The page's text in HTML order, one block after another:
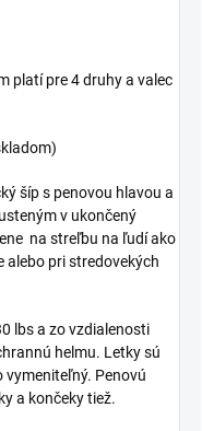
platí pre 4 druhy a valec
šíp s penovou hlavou a
v ukončený
na streľbu na ľudí ako
pri stredovekých
lbs a zo vzdialenosti
helmu. Letky sú
vymeniteľný. Penovú
a končeky tiež.